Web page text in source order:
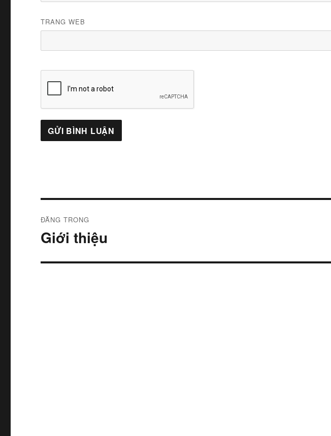
TRANG WEB
hướng
ĐĂNG TRONG
Giới thiệu